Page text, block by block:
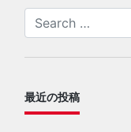
最近の投稿